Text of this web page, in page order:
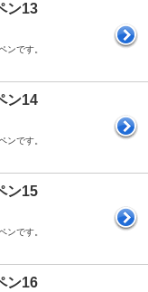
ン13
ンです。
ン14
ンです。
ン15
ンです。
ン16